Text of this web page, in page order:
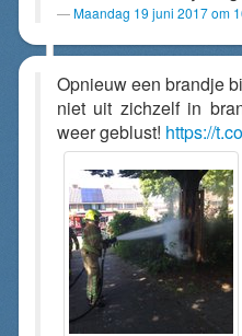
Maandag 19 juni 2017 om
Opnieuw een brandje
niet uit zichzelf in
weer geblust! https://